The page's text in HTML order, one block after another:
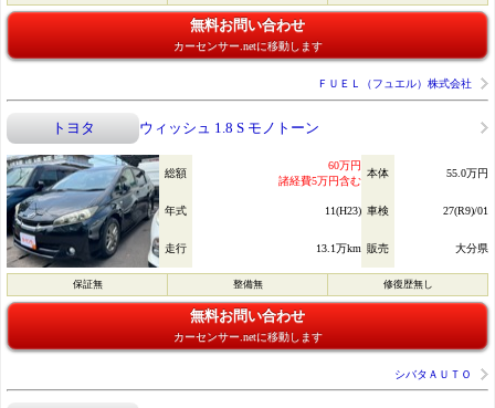
無料お問い合わせ
カーセンサー.netに移動します
ＦＵＥＬ（フュエル）株式会社
トヨタ ウィッシュ 1.8 S モノトーン
総額
60万円
諸経費5万円含む
本体 55.0万円
年式 11(H23) 車検 27(R9)/01
走行 13.1万km 販売 大分県
保証無 整備無 修復歴無し
無料お問い合わせ
カーセンサー.netに移動します
シバタＡＵＴＯ